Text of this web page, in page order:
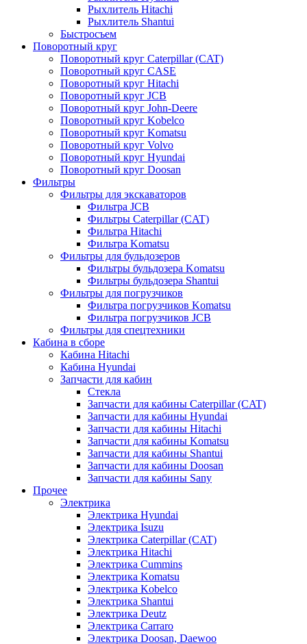
Рыхлитель Hitachi
Рыхлитель Shantui
Быстросъем
Поворотный круг
Поворотный круг Caterpillar (CAT)
Поворотный круг CASE
Поворотный круг Hitachi
Поворотный круг JCB
Поворотный круг John-Deere
Поворотный круг Kobelco
Поворотный круг Komatsu
Поворотный круг Volvo
Поворотный круг Hyundai
Поворотный круг Doosan
Фильтры
Фильтры для экскаваторов
Фильтра JCB
Фильтры Caterpillar (CAT)
Фильтра Hitachi
Фильтра Komatsu
Фильтры для бульдозеров
Фильтры бульдозера Komatsu
Фильтры бульдозера Shantui
Фильтры для погрузчиков
Фильтра погрузчиков Komatsu
Фильтра погрузчиков JCB
Фильтры для спецтехники
Кабина в сборе
Кабина Hitachi
Кабина Hyundai
Запчасти для кабин
Стекла
Запчасти для кабины Caterpillar (CAT)
Запчасти для кабины Hyundai
Запчасти для кабины Hitachi
Запчасти для кабины Komatsu
Запчасти для кабины Shantui
Запчасти для кабины Doosan
Запчасти для кабины Sany
Прочее
Электрика
Электрика Hyundai
Электрика Isuzu
Электрика Caterpillar (CAT)
Электрика Hitachi
Электрика Cummins
Электрика Komatsu
Электрика Kobelco
Электрика Shantui
Электрика Deutz
Электрика Carraro
Электрика Doosan, Daewoo